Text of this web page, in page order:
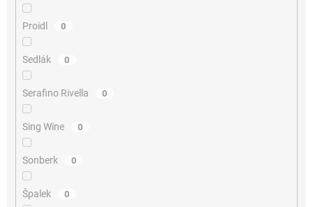
Proidl 0
Sedlák 0
Serafino Rivella 0
Sing Wine 0
Sonberk 0
Špalek 0